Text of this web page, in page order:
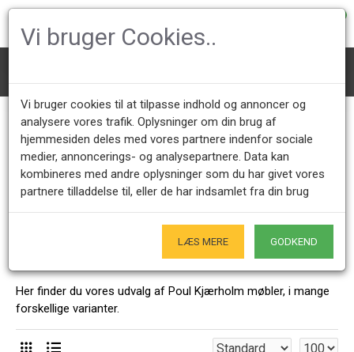
Poul Kjærholm
Kundeservice +45 28491875
Mandag - Fredag 9.00 - 17.00
Åbningstider showroom
Kun på forudgående aftale - Hverdage
Kun Originale varer
Her finder du vores udvalg af Poul Kjærholm møbler, i mange
forskellige varianter.
Vi bruger Cookies..
Vi bruger cookies til at tilpasse indhold og annoncer og
analysere vores trafik. Oplysninger om din brug af
hjemmesiden deles med vores partnere indenfor sociale
medier, annoncerings- og analysepartnere. Data kan
kombineres med andre oplysninger som du har givet vores
partnere tilladdelse til, eller de har indsamlet fra din brug
LÆS MERE GODKEND